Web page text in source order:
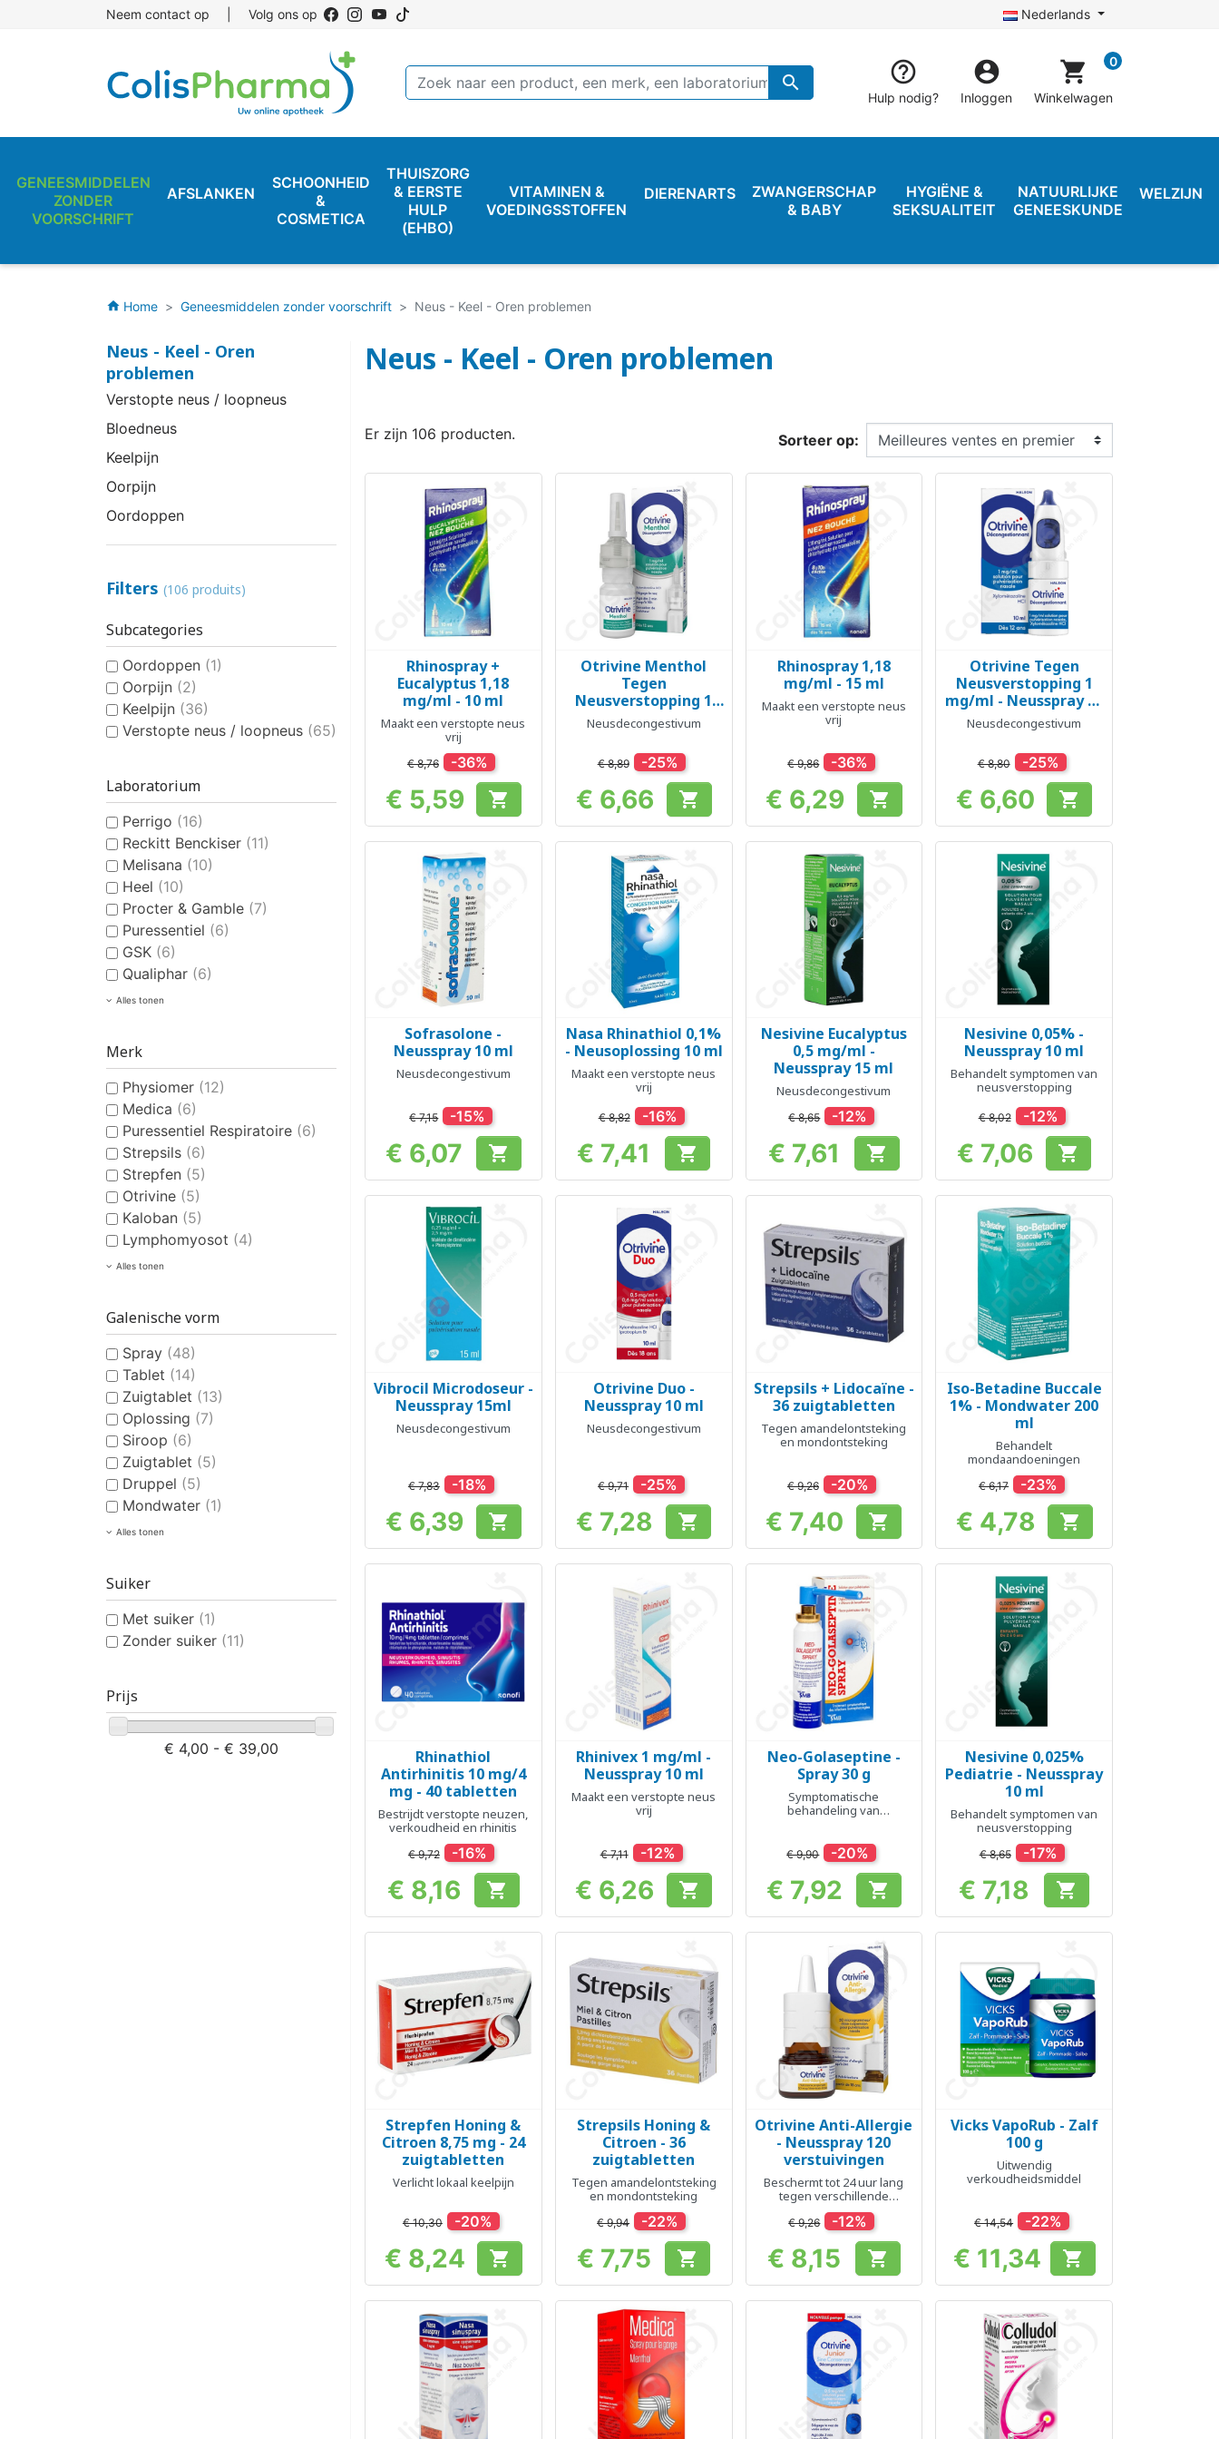
Neem contact op Volg ons op Nederlands
 
Hulp nodig?

Inloggen
shopping_cart 0
Winkelwagen
GENEESMIDDELEN
ZONDER
VOORSCHRIFT
AFSLANKEN
SCHOONHEID
&
COSMETICA
THUISZORG
& EERSTE
HULP
(EHBO)
VITAMINEN &
VOEDINGSSTOFFEN
DIERENARTS
ZWANGERSCHAP
& BABY
HYGIËNE &
SEKSUALITEIT
NATUURLIJKE
GENEESKUNDE
WELZIJN
home Home Geneesmiddelen zonder voorschrift Neus - Keel - Oren problemen
Neus - Keel - Oren
problemen
Verstopte neus / loopneus
Bloedneus
Keelpijn
Oorpijn
Oordoppen
Filters (106 produits)
Subcategories
Oordoppen (1)
Oorpijn (2)
Keelpijn (36)
Verstopte neus / loopneus (65)
Laboratorium
Perrigo (16)
Reckitt Benckiser (11)
Melisana (10)
Heel (10)
Procter & Gamble (7)
Puressentiel (6)
GSK (6)
Qualiphar (6)
Alles tonen
Merk
Physiomer (12)
Medica (6)
Puressentiel Respiratoire (6)
Strepsils (6)
Strepfen (5)
Otrivine (5)
Kaloban (5)
Lymphomyosot (4)
Alles tonen
Galenische vorm
Spray (48)
Tablet (14)
Zuigtablet (13)
Oplossing (7)
Siroop (6)
Zuigtablet (5)
Druppel (5)
Mondwater (1)
Alles tonen
Suiker
Met suiker (1)
Zonder suiker (11)
Prijs
€ 4,00 - € 39,00
Neus - Keel - Oren problemen
Er zijn 106 producten. Sorteer op:
Snel bekijken
Rhinospray +
Eucalyptus 1,18
mg/ml - 10 ml
Maakt een verstopte neus
vrij
€ 8,76 -36%
Prijs
€ 5,59 
Snel bekijken
Otrivine Menthol
Tegen
Neusverstopping 1
mg/ml -
Neusoplossing 10 ml
Neusdecongestivum
€ 8,89 -25%
Prijs
€ 6,66 
Snel bekijken
Rhinospray 1,18
mg/ml - 15 ml
Maakt een verstopte neus
vrij
€ 9,86 -36%
Prijs
€ 6,29 
Snel bekijken
Otrivine Tegen
Neusverstopping 1
mg/ml - Neusspray 10
ml
Neusdecongestivum
€ 8,80 -25%
Prijs
€ 6,60 
Snel bekijken
Sofrasolone -
Neusspray 10 ml
Neusdecongestivum
€ 7,15 -15%
Prijs
€ 6,07 
 Snel bekijken
Nasa Rhinathiol 0,1%
- Neusoplossing 10 ml
Maakt een verstopte neus
vrij
€ 8,82 -16%
Prijs
€ 7,41 
Snel bekijken
Nesivine Eucalyptus
0,5 mg/ml -
Neusspray 15 ml
Neusdecongestivum
€ 8,65 -12%
Prijs
€ 7,61 
Snel bekijken
Nesivine 0,05% -
Neusspray 10 ml
Behandelt symptomen van
neusverstopping
€ 8,02 -12%
Prijs
€ 7,06 
Snel bekijken
Vibrocil Microdoseur -
Neusspray 15ml
Neusdecongestivum
€ 7,83 -18%
Prijs
€ 6,39 
Snel bekijken
Otrivine Duo -
Neusspray 10 ml
Neusdecongestivum
€ 9,71 -25%
Prijs
€ 7,28 
Snel bekijken
Strepsils + Lidocaïne -
36 zuigtabletten
Tegen amandelontsteking
en mondontsteking
€ 9,26 -20%
Prijs
€ 7,40 
Snel bekijken
Iso-Betadine Buccale
1% - Mondwater 200
ml
Behandelt
mondaandoeningen
€ 6,17 -23%
Prijs
€ 4,78 
Snel bekijken
Rhinathiol
Antirhinitis 10 mg/4
mg - 40 tabletten
Bestrijdt verstopte neuzen,
verkoudheid en rhinitis
€ 9,72 -16%
Prijs
€ 8,16 
Snel bekijken
Rhinivex 1 mg/ml -
Neusspray 10 ml
Maakt een verstopte neus
vrij
€ 7,11 -12%
Prijs
€ 6,26 
Snel bekijken
Neo-Golaseptine -
Spray 30 g
Symptomatische
behandeling van
€ 9,90 -20%
Prijs
€ 7,92 
Snel bekijken
Nesivine 0,025%
Pediatrie - Neusspray
10 ml
Behandelt symptomen van
neusverstopping
€ 8,65 -17%
Prijs
€ 7,18 
Snel bekijken
Strepfen Honing &
Citroen 8,75 mg - 24
zuigtabletten
Verlicht lokaal keelpijn
€ 10,30 -20%
Prijs
€ 8,24 
Snel bekijken
Strepsils Honing &
Citroen - 36
zuigtabletten
Tegen amandelontsteking
en mondontsteking
€ 9,94 -22%
Prijs
€ 7,75 
Snel bekijken
Otrivine Anti-Allergie
- Neusspray 120
verstuivingen
Beschermt tot 24 uur lang
tegen verschillende
allergiesymptomen
€ 9,26 -12%
Prijs
€ 8,15 
Snel bekijken
Vicks VapoRub - Zalf
100 g
Uitwendig
verkoudheidsmiddel
€ 14,54 -22%
Prijs
€ 11,34 